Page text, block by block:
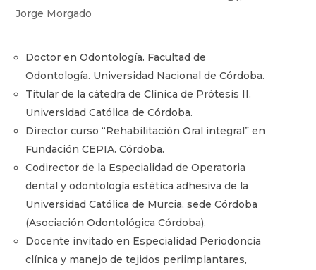
Jorge Morgado
Doctor en Odontología. Facultad de
Odontología. Universidad Nacional de Córdoba.
Titular de la cátedra de Clínica de Prótesis II.
Universidad Católica de Córdoba.
Director curso “Rehabilitación Oral integral” en
Fundación CEPIA. Córdoba.
Codirector de la Especialidad de Operatoria
dental y odontología estética adhesiva de la
Universidad Católica de Murcia, sede Córdoba
(Asociación Odontológica Córdoba).
Docente invitado en Especialidad Periodoncia
clínica y manejo de tejidos periimplantares,